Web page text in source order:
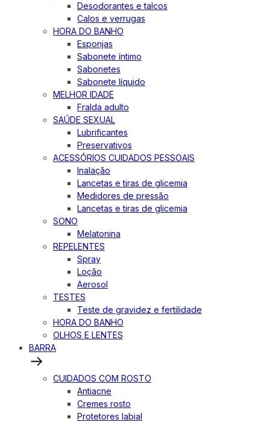
Desodorantes e talcos
Calos e verrugas
HORA DO BANHO
Esponjas
Sabonete íntimo
Sabonetes
Sabonete líquido
MELHOR IDADE
Fralda adulto
SAÚDE SEXUAL
Lubrificantes
Preservativos
ACESSÓRIOS CUIDADOS PESSOAIS
Inalação
Lancetas e tiras de glicemia
Medidores de pressão
Lancetas e tiras de glicemia
SONO
Melatonina
REPELENTES
Spray
Loção
Aerosol
TESTES
Teste de gravidez e fertilidade
HORA DO BANHO
OLHOS E LENTES
BARRA
CUIDADOS COM ROSTO
Antiacne
Cremes rosto
Protetores labial